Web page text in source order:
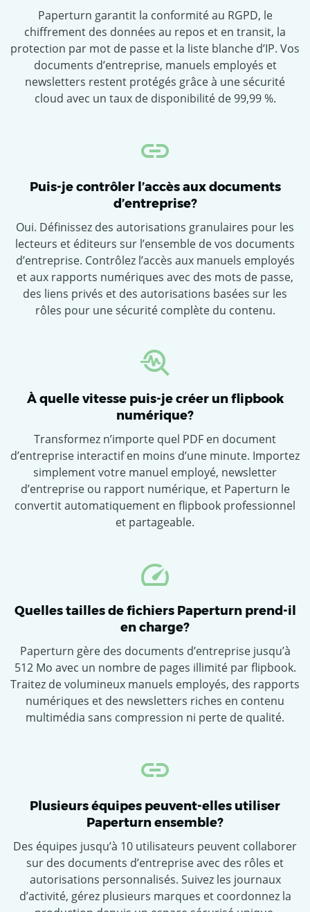
Paperturn garantit la conformité au RGPD, le
chiffrement des données au repos et en transit, la
protection par mot de passe et la liste blanche d’IP. Vos
documents d’entreprise, manuels employés et
newsletters restent protégés grâce à une sécurité
cloud avec un taux de disponibilité de 99,99 %.
Puis-je contrôler l’accès aux documents
d’entreprise?
Oui. Définissez des autorisations granulaires pour les
lecteurs et éditeurs sur l’ensemble de vos documents
d’entreprise. Contrôlez l’accès aux manuels employés
et aux rapports numériques avec des mots de passe,
des liens privés et des autorisations basées sur les
rôles pour une sécurité complète du contenu.
À quelle vitesse puis-je créer un flipbook
numérique?
Transformez n’importe quel PDF en document
d’entreprise interactif en moins d’une minute. Importez
simplement votre manuel employé, newsletter
d’entreprise ou rapport numérique, et Paperturn le
convertit automatiquement en flipbook professionnel
et partageable.
Quelles tailles de fichiers Paperturn prend-il
en charge?
Paperturn gère des documents d’entreprise jusqu’à
512 Mo avec un nombre de pages illimité par flipbook.
Traitez de volumineux manuels employés, des rapports
numériques et des newsletters riches en contenu
multimédia sans compression ni perte de qualité.
Plusieurs équipes peuvent-elles utiliser
Paperturn ensemble?
Des équipes jusqu’à 10 utilisateurs peuvent collaborer
sur des documents d’entreprise avec des rôles et
autorisations personnalisés. Suivez les journaux
d’activité, gérez plusieurs marques et coordonnez la